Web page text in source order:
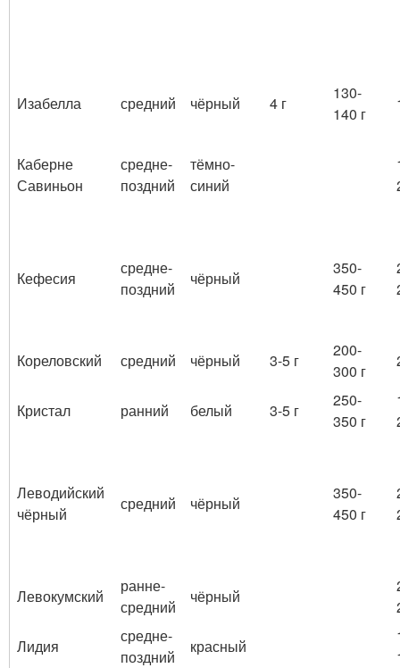
Изабелла средний чёрный 4 г
130-
140 г
Каберне
Савиньон
средне-
поздний
тёмно-
синий
Кефесия
средне-
поздний
чёрный
350-
450 г
Кореловский средний чёрный 3-5 г
200-
300 г
Кристал ранний белый 3-5 г
250-
350 г
Леводийский
чёрный
средний чёрный
350-
450 г
Левокумский
ранне-
средний
чёрный
Лидия
средне-
поздний
красный